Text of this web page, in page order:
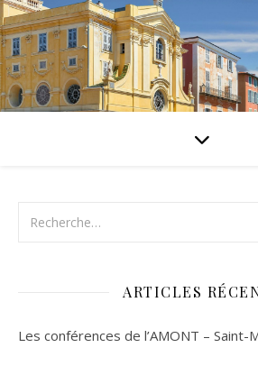
ARTICLES
Les conférences de l’AMONT – Saint-